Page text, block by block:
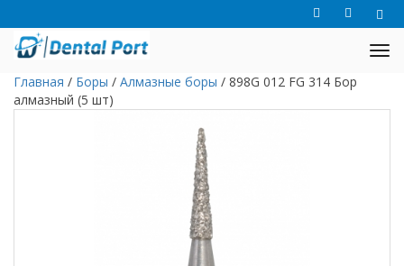
Главная / Боры / Алмазные боры / 898G 012 FG 314 Бор
алмазный (5 шт)